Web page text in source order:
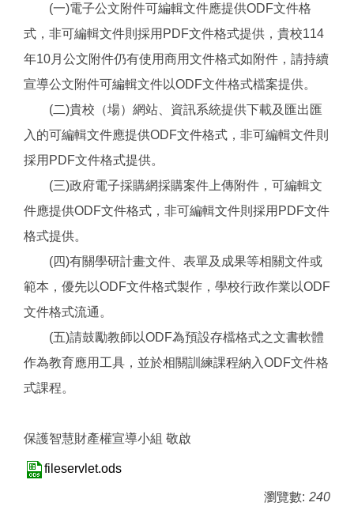
(一)電子公文附件可編輯文件應提供ODF文件格
式，非可編輯文件則採用PDF文件格式提供，貴校114
年10月公文附件仍有使用商用文件格式如附件，請持續
宣導公文附件可編輯文件以ODF文件格式檔案提供。
(二)貴校（場）網站、資訊系統提供下載及匯出匯
入的可編輯文件應提供ODF文件格式，非可編輯文件則
採用PDF文件格式提供。
(三)政府電子採購網採購案件上傳附件，可編輯文
件應提供ODF文件格式，非可編輯文件則採用PDF文件
格式提供。
(四)有關學研計畫文件、表單及成果等相關文件或
範本，優先以ODF文件格式製作，學校行政作業以ODF
文件格式流通。
(五)請鼓勵教師以ODF為預設存檔格式之文書軟體
作為教育應用工具，並於相關訓練課程納入ODF文件格
式課程。
保護智慧財產權宣導小組 敬啟
fileservlet.ods
瀏覽數: 240